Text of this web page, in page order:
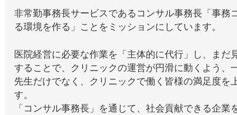
非常勤事務長サービスであるコンサル事務長「事
る環境を作る」ことをミッションにしています。
医院経営に必要な作業を「主体的に代行」し、ま
することで、クリニックの運営が円滑に動くよう、
先生だけでなく、クリニックで働く皆様の満足度
す。
「コンサル事務長」を通じて、社会貢献できる企業